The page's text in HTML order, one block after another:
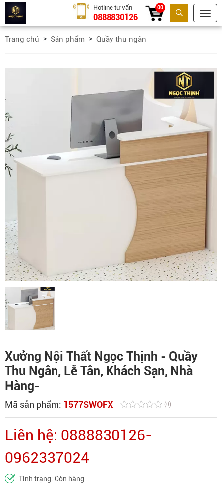
Tìm kiếm
Hotline tư vấn
0888830126
00
Trang chủ Sản phẩm Quầy thu ngân
Xưởng Nội Thất Ngọc Thịnh - Quầy
Thu Ngân, Lễ Tân, Khách Sạn, Nhà
Hàng-
Mã sản phẩm: 1577SWOFX (0)
Liên hệ: 0888830126-
0962337024
Tình trạng: Còn hàng